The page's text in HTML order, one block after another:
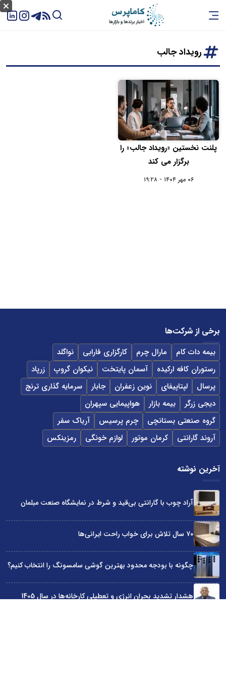
رویداد جالب
پلنت نخستین «رویداد جالب» را
برگزار می کند
۰۶ مهر ۱۴۰۴ - ۱۹:۲۸
برخی از شرکت‌ها
بیمه دات کام مارال چرم کارگزاری فارابی
نواگلد
رستوران کافه ارکیده
آسمان پایتخت نیکوان گروپ
زرپاد
پرسال
لپتاپیفای نوین زعفران جابار
سرمایه گذاری ترنج
دیجی زرگر
بیمه بازار
هواپیمایی سپهران
گروه صنعتی بستانچی
چرم پرسیس
آریاک سفر
آروند گارانتی
کرمان موتور لوازم خونگی رمزینکس
آخرین نوشته
آراد چوب با گارانتی بی‌قید و شرط در نمایشگاه صنعت مبلمان
۷۰ سال تلاش برای خواب راحت ایرانی‌ها
چگونه با بودجه محدود بهترین گوشی سامسونگ را انتخاب کنیم؟
هشدار تشدید بحران انرژی و تعطیلی کارخانه‌ها در سال 1405